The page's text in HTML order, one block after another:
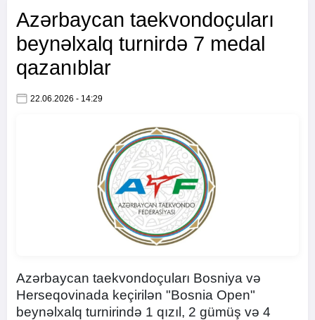
Azərbaycan taekvondoçuları
beynəlxalq turnirdə 7 medal
qazanıblar
22.06.2026 - 14:29
Azərbaycan taekvondoçuları Bosniya və
Herseqovinada keçirilən "Bosnia Open"
beynəlxalq turnirində 1 qızıl, 2 gümüş və 4